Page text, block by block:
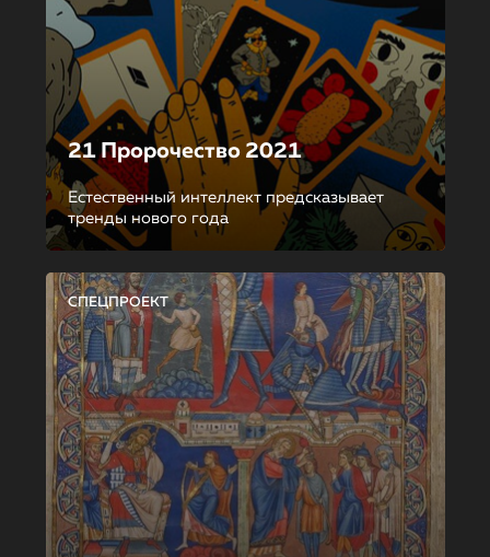
21 Пророчество 2021
Естественный интеллект предсказывает
тренды нового года
СПЕЦПРОЕКТ